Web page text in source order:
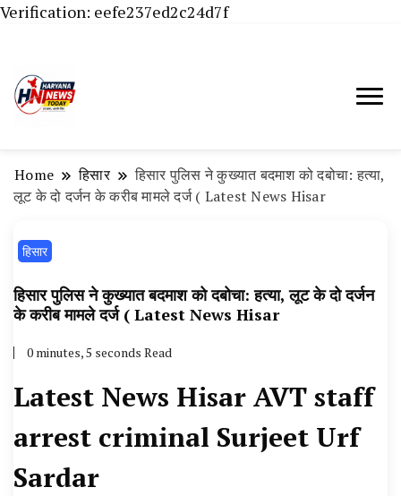
Verification: eefe237ed2c24d7f
हांसी, जींद और हरियाणा की ताजा खबरें
Haryana News Today, Haryana Live, Live
चैनल, Haryana News Today, Latest News
Hisar, Hisar Breaking News, Hansi News
Taaja Khabar, Haryana Crime News Today,
Weather Update in Haryana, Weather Alert
Haryana Police Fir, Haryana Portet Update
News, Student Portest News, Kisan Protest
News, AHN News, Abtak Haryana News,
Home हिसार
हिसार पुलिस ने कुख्यात बदमाश को दबोचा: हत्या,
लूट के दो दर्जन के करीब मामले दर्ज ( Latest News Hisar
हिसार
हिसार पुलिस ने कुख्यात बदमाश को दबोचा: हत्या, लूट के दो दर्जन
के करीब मामले दर्ज ( Latest News Hisar
0 minutes, 5 seconds Read
Latest News Hisar AVT staff
arrest criminal Surjeet Urf
Sardar